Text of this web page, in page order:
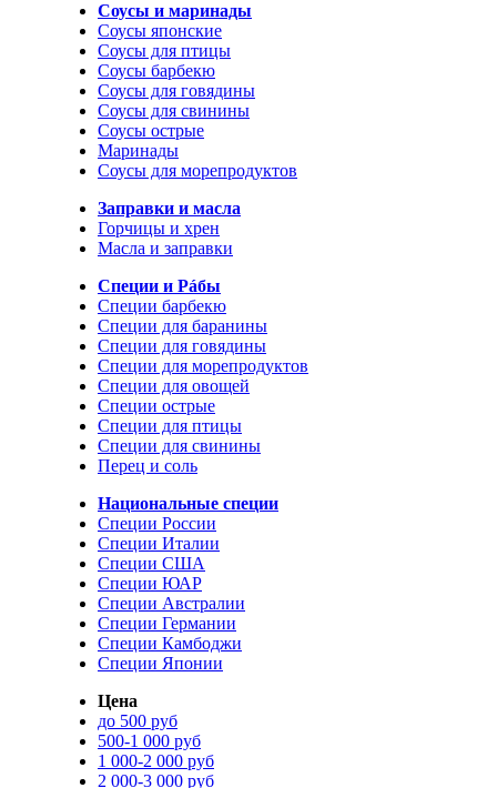
Соусы и маринады
Соусы японские
Соусы для птицы
Соусы барбекю
Соусы для говядины
Соусы для свинины
Соусы острые
Маринады
Соусы для морепродуктов
Заправки и масла
Горчицы и хрен
Масла и заправки
Специи и Рáбы
Специи барбекю
Специи для баранины
Специи для говядины
Специи для морепродуктов
Специи для овощей
Специи острые
Специи для птицы
Специи для свинины
Перец и соль
Национальные специи
Специи России
Специи Италии
Специи США
Специи ЮАР
Специи Австралии
Специи Германии
Специи Камбоджи
Специи Японии
Цена
до 500 руб
500-1 000 руб
1 000-2 000 руб
2 000-3 000 руб